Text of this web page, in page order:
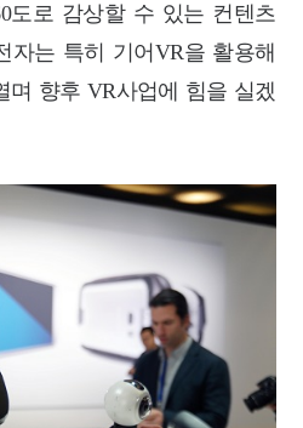
도로 감상할 수 있는 컨텐츠
자는 특히 기어VR을 활용해
며 향후 VR사업에 힘을 실겠